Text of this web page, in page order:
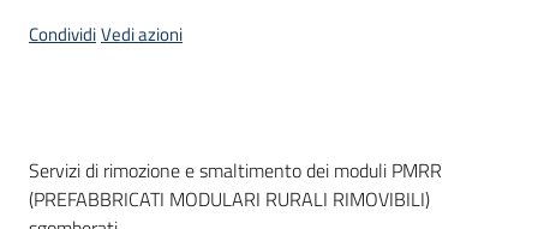
telematiche
CondividiVedi azioni
Dati del bando
Servizi di rimozione e smaltimento dei moduli PMRR
(PREFABBRICATI MODULARI RURALI RIMOVIBILI)